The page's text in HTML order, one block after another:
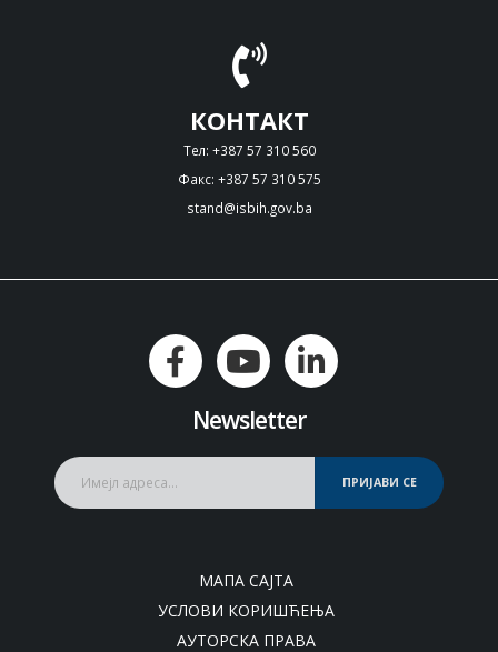
КОНТАКТ
Тел: +387 57 310 560
Факс: +387 57 310 575
stand@isbih.gov.ba
Newsletter
ПРИЈАВИ СЕ
МАПА САЈТА
УСЛОВИ КОРИШЋЕЊА
АУТОРСКА ПРАВА